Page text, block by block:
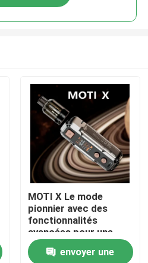
MOTI X Le mode
pionnier avec des
fonctionnalités
avancées pour une
expérience de
vapotage inégalée
envoyer une